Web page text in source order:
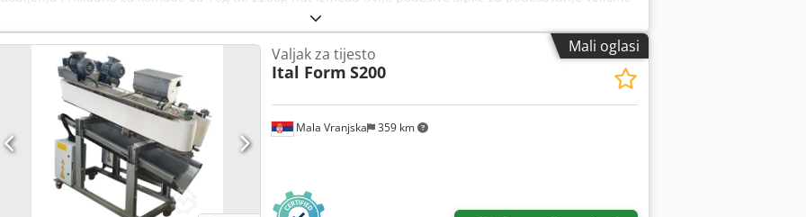
dijelova koje treba zaokružiti Zdjela za brašno Dcsdpfxsuuc Uws Ahaek Podesiva po visini Rotirajući kotači
jednostavno kretanje Može raditi s komadima tijesta do 1400g Podesivo vrijeme zaokruživanja
kontrolira brzinu jednog od raspona Noge podesive po visini Kut između dviju traka može se podesiti
pomoću točke Opciono se može ugraditi prskalica za brašno Tehničke karakteristike: Dužina trake:
standardna 1,5m Snaga: 1,1 kW Napon: 380V 3N PE Težina: 250 kg
Mali oglasi
Mala Vranjska 359 km
Valjak za tijesto
Ital Form S200